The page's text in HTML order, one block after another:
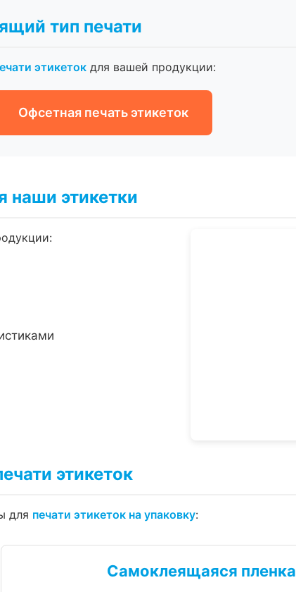
тип печати
этикетокдля вашей продукции:
Офсетная печать этикеток
наши этикетки
этикеток
для печати этикеток на упаковку:
Самоклеящаяся пленка